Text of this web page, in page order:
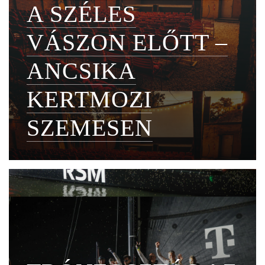
A SZÉLES
VÁSZON ELŐTT –
ANCSIKA
KERTMOZI
SZEMESEN